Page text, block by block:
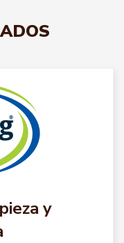
y